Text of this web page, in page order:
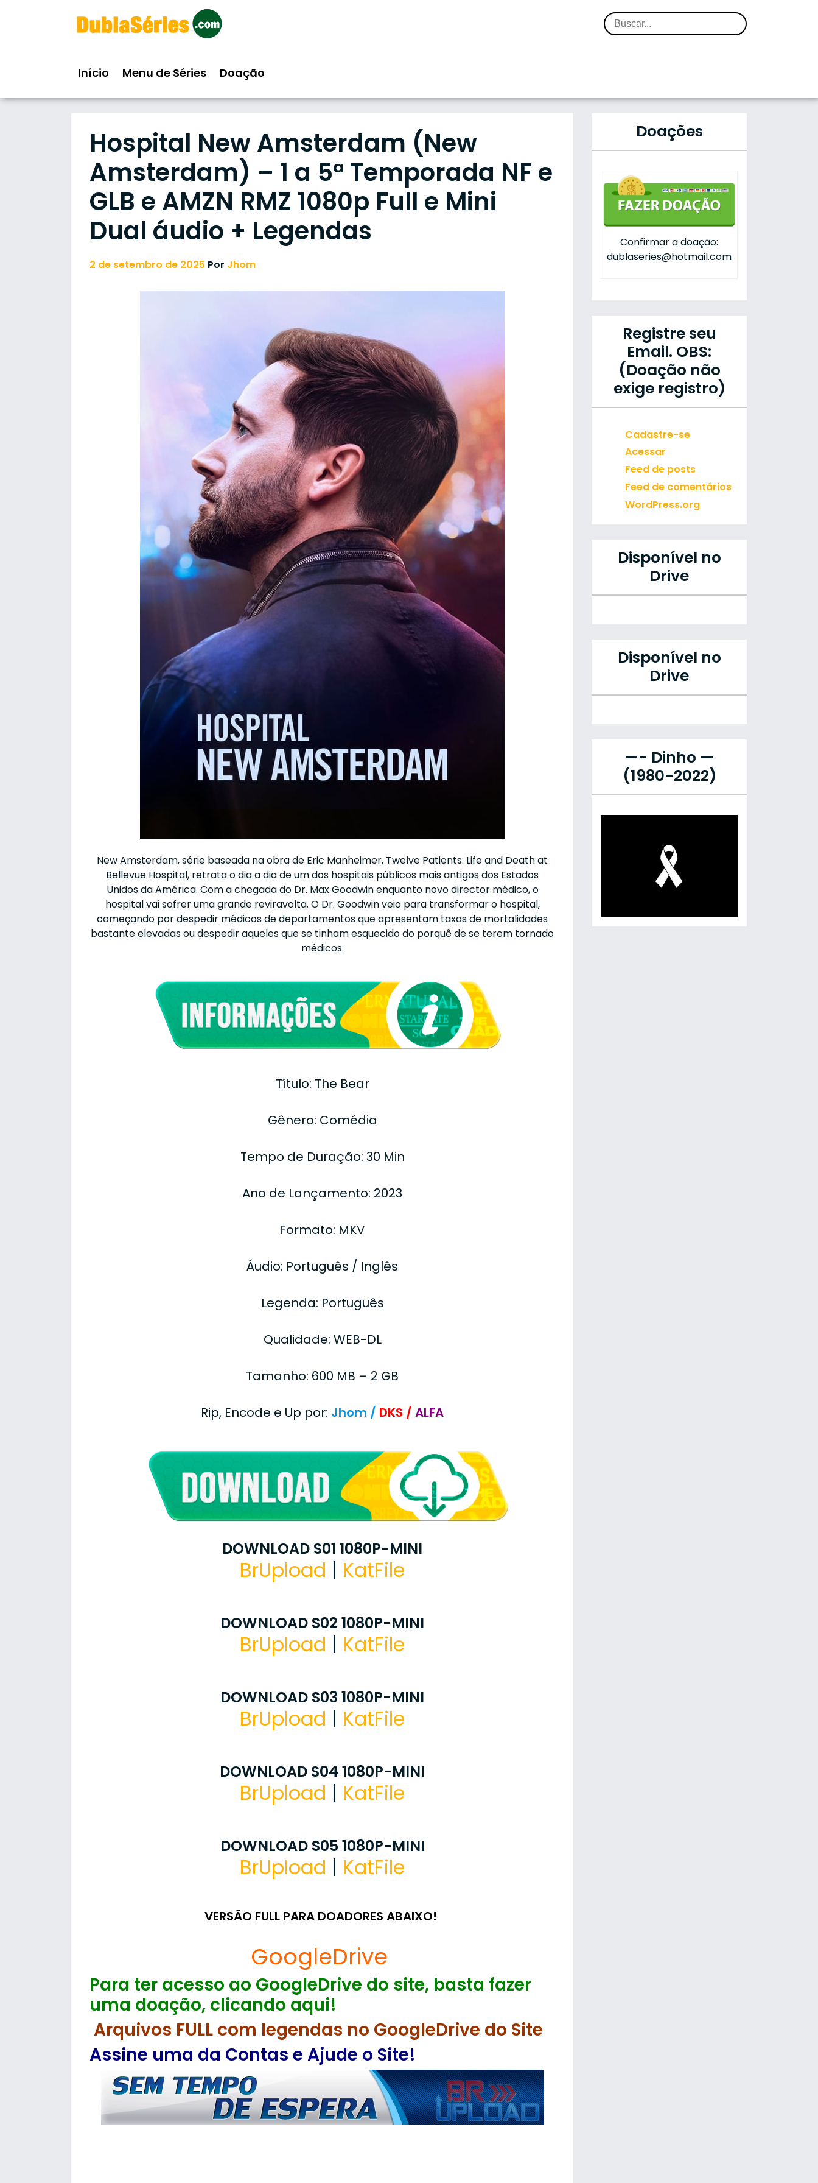
Início Menu de Séries Doação
Hospital New Amsterdam (New
Amsterdam) – 1 a 5ª Temporada NF e
GLB e AMZN RMZ 1080p Full e Mini
Dual áudio + Legendas
2 de setembro de 2025 Por Jhom
New Amsterdam, série baseada na obra de Eric Manheimer, Twelve Patients: Life and Death at
Bellevue Hospital, retrata o dia a dia de um dos hospitais públicos mais antigos dos Estados
Unidos da América. Com a chegada do Dr. Max Goodwin enquanto novo director médico, o
hospital vai sofrer uma grande reviravolta. O Dr. Goodwin veio para transformar o hospital,
começando por despedir médicos de departamentos que apresentam taxas de mortalidades
bastante elevadas ou despedir aqueles que se tinham esquecido do porquê de se terem tornado
médicos.
Título: The Bear
Gênero: Comédia
Tempo de Duração: 30 Min
Ano de Lançamento: 2023
Formato: MKV
Áudio: Português / Inglês
Legenda: Português
Qualidade: WEB-DL
Tamanho: 600 MB – 2 GB
Rip, Encode e Up por: Jhom / DKS / ALFA
DOWNLOAD S01 1080P-MINI
BrUpload | KatFile
DOWNLOAD S02 1080P-MINI
BrUpload | KatFile
DOWNLOAD S03 1080P-MINI
BrUpload | KatFile
DOWNLOAD S04 1080P-MINI
BrUpload | KatFile
DOWNLOAD S05 1080P-MINI
BrUpload | KatFile
VERSÃO FULL PARA DOADORES ABAIXO!
GoogleDrive
Para ter acesso ao GoogleDrive do site, basta fazer
uma doação, clicando aqui!
Arquivos FULL com legendas no GoogleDrive do Site
Assine uma da Contas e Ajude o Site!
Doações
Confirmar a doação:
dublaseries@hotmail.com
Registre seu
Email. OBS:
(Doação não
exige registro)
Cadastre-se
Acessar
Feed de posts
Feed de comentários
WordPress.org
Disponível no
Drive
Disponível no
Drive
—- Dinho —
(1980-2022)